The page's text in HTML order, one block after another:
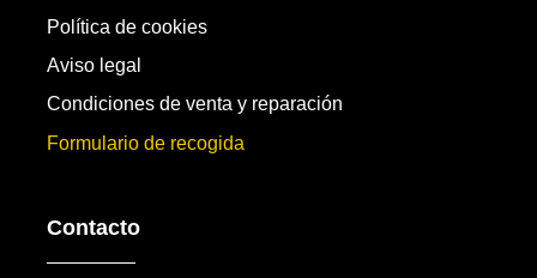
Política de cookies
Aviso legal
Condiciones de venta y reparación
Formulario de recogida
Contacto